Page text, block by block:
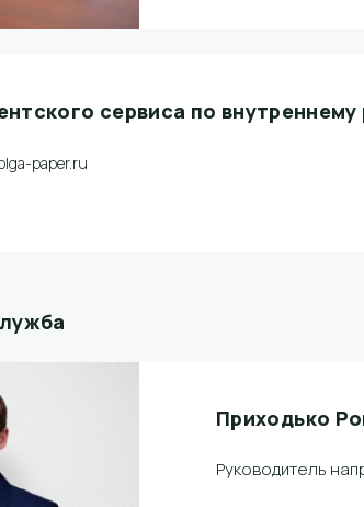
сервиса по внутреннему
paper.ru
Приходько
Руководитель